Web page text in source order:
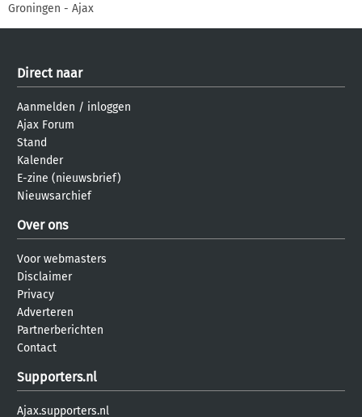
Groningen - Ajax
Direct naar
Aanmelden / inloggen
Ajax Forum
Stand
Kalender
E-zine (nieuwsbrief)
Nieuwsarchief
Over ons
Voor webmasters
Disclaimer
Privacy
Adverteren
Partnerberichten
Contact
Supporters.nl
Ajax.supporters.nl